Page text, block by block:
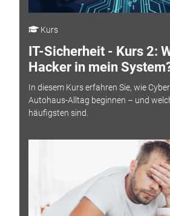
Kurs
IT-Sicherheit - Kurs 2:
Hacker in mein
In diesem Kurs erfahren Sie, wie
Autohaus-Alltag beginnen – und
häufigsten sind.